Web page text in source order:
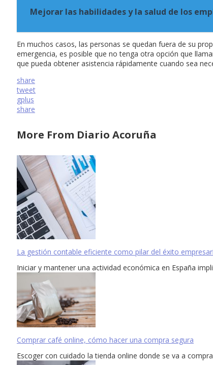
Mejorar las habilidades y la salud de los
En muchos casos, las personas se quedan fuera de su
emergencia, es posible que no tenga otra opción que
que pueda obtener asistencia rápidamente cuando sea
share
tweet
gplus
share
More From Diario Acoruña
La gestión contable eficiente como pilar del éxito
Iniciar y mantener una actividad económica en España
Comprar café online, cómo hacer una compra segura
Escoger con cuidado la tienda online donde se va a